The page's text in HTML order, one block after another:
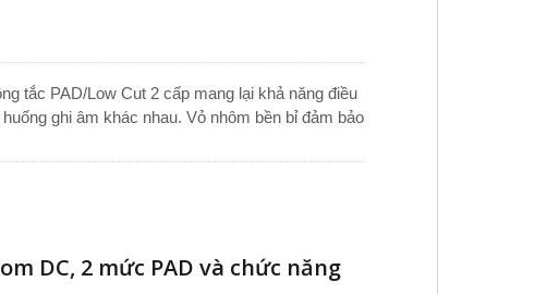
tắc PAD/Low Cut 2 cấp mang lại khả năng điều
ghi âm khác nhau. Vỏ nhôm bền bỉ đảm bảo
âm trong khi giảm thiểu tiếng ồn không mong
DC, 2 mức PAD và chức năng